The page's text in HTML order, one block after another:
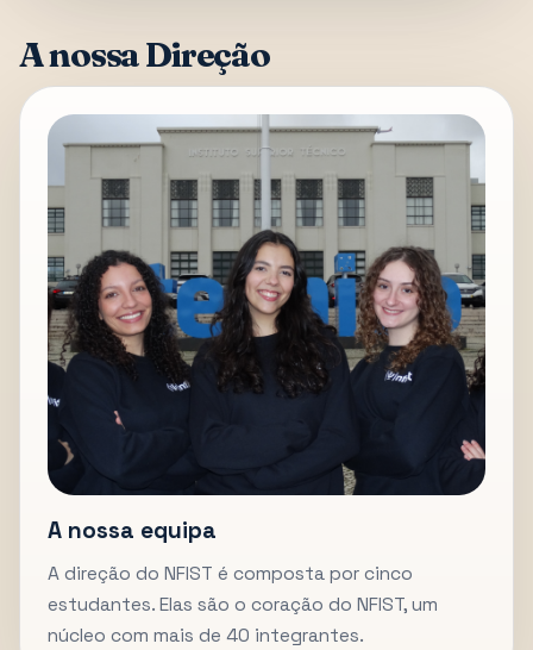
A nossa Direção
A nossa equipa
A direção do NFIST é composta por cinco
estudantes. Elas são o coração do NFIST, um
núcleo com mais de 40 integrantes.